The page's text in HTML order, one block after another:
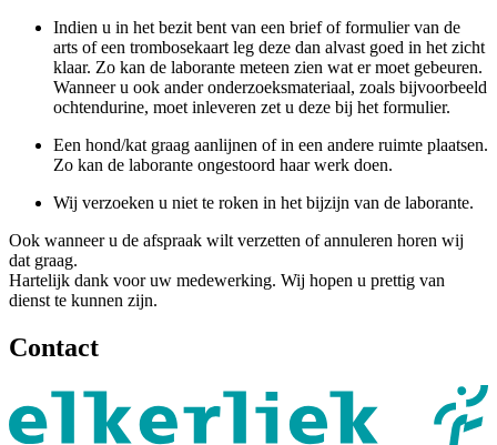
Indien u in het bezit bent van een brief of formulier van de
arts of een trombosekaart leg deze dan alvast goed in het zicht
klaar. Zo kan de laborante meteen zien wat er moet gebeuren.
Wanneer u ook ander onderzoeksmateriaal, zoals bijvoorbeeld
ochtendurine, moet inleveren zet u deze bij het formulier.
Een hond/kat graag aanlijnen of in een andere ruimte plaatsen.
Zo kan de laborante ongestoord haar werk doen.
Wij verzoeken u niet te roken in het bijzijn van de laborante.
Ook wanneer u de afspraak wilt verzetten of annuleren horen wij
dat graag.
Hartelijk dank voor uw medewerking. Wij hopen u prettig van
dienst te kunnen zijn.
Contact